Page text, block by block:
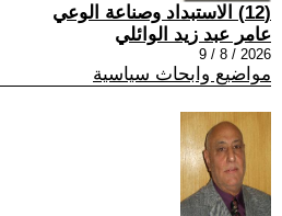
(12) الاستبداد وصناعة الوعي
عامر عبد زيد الوائلي
2026 / 8 / 9
مواضيع وابحاث سياسية